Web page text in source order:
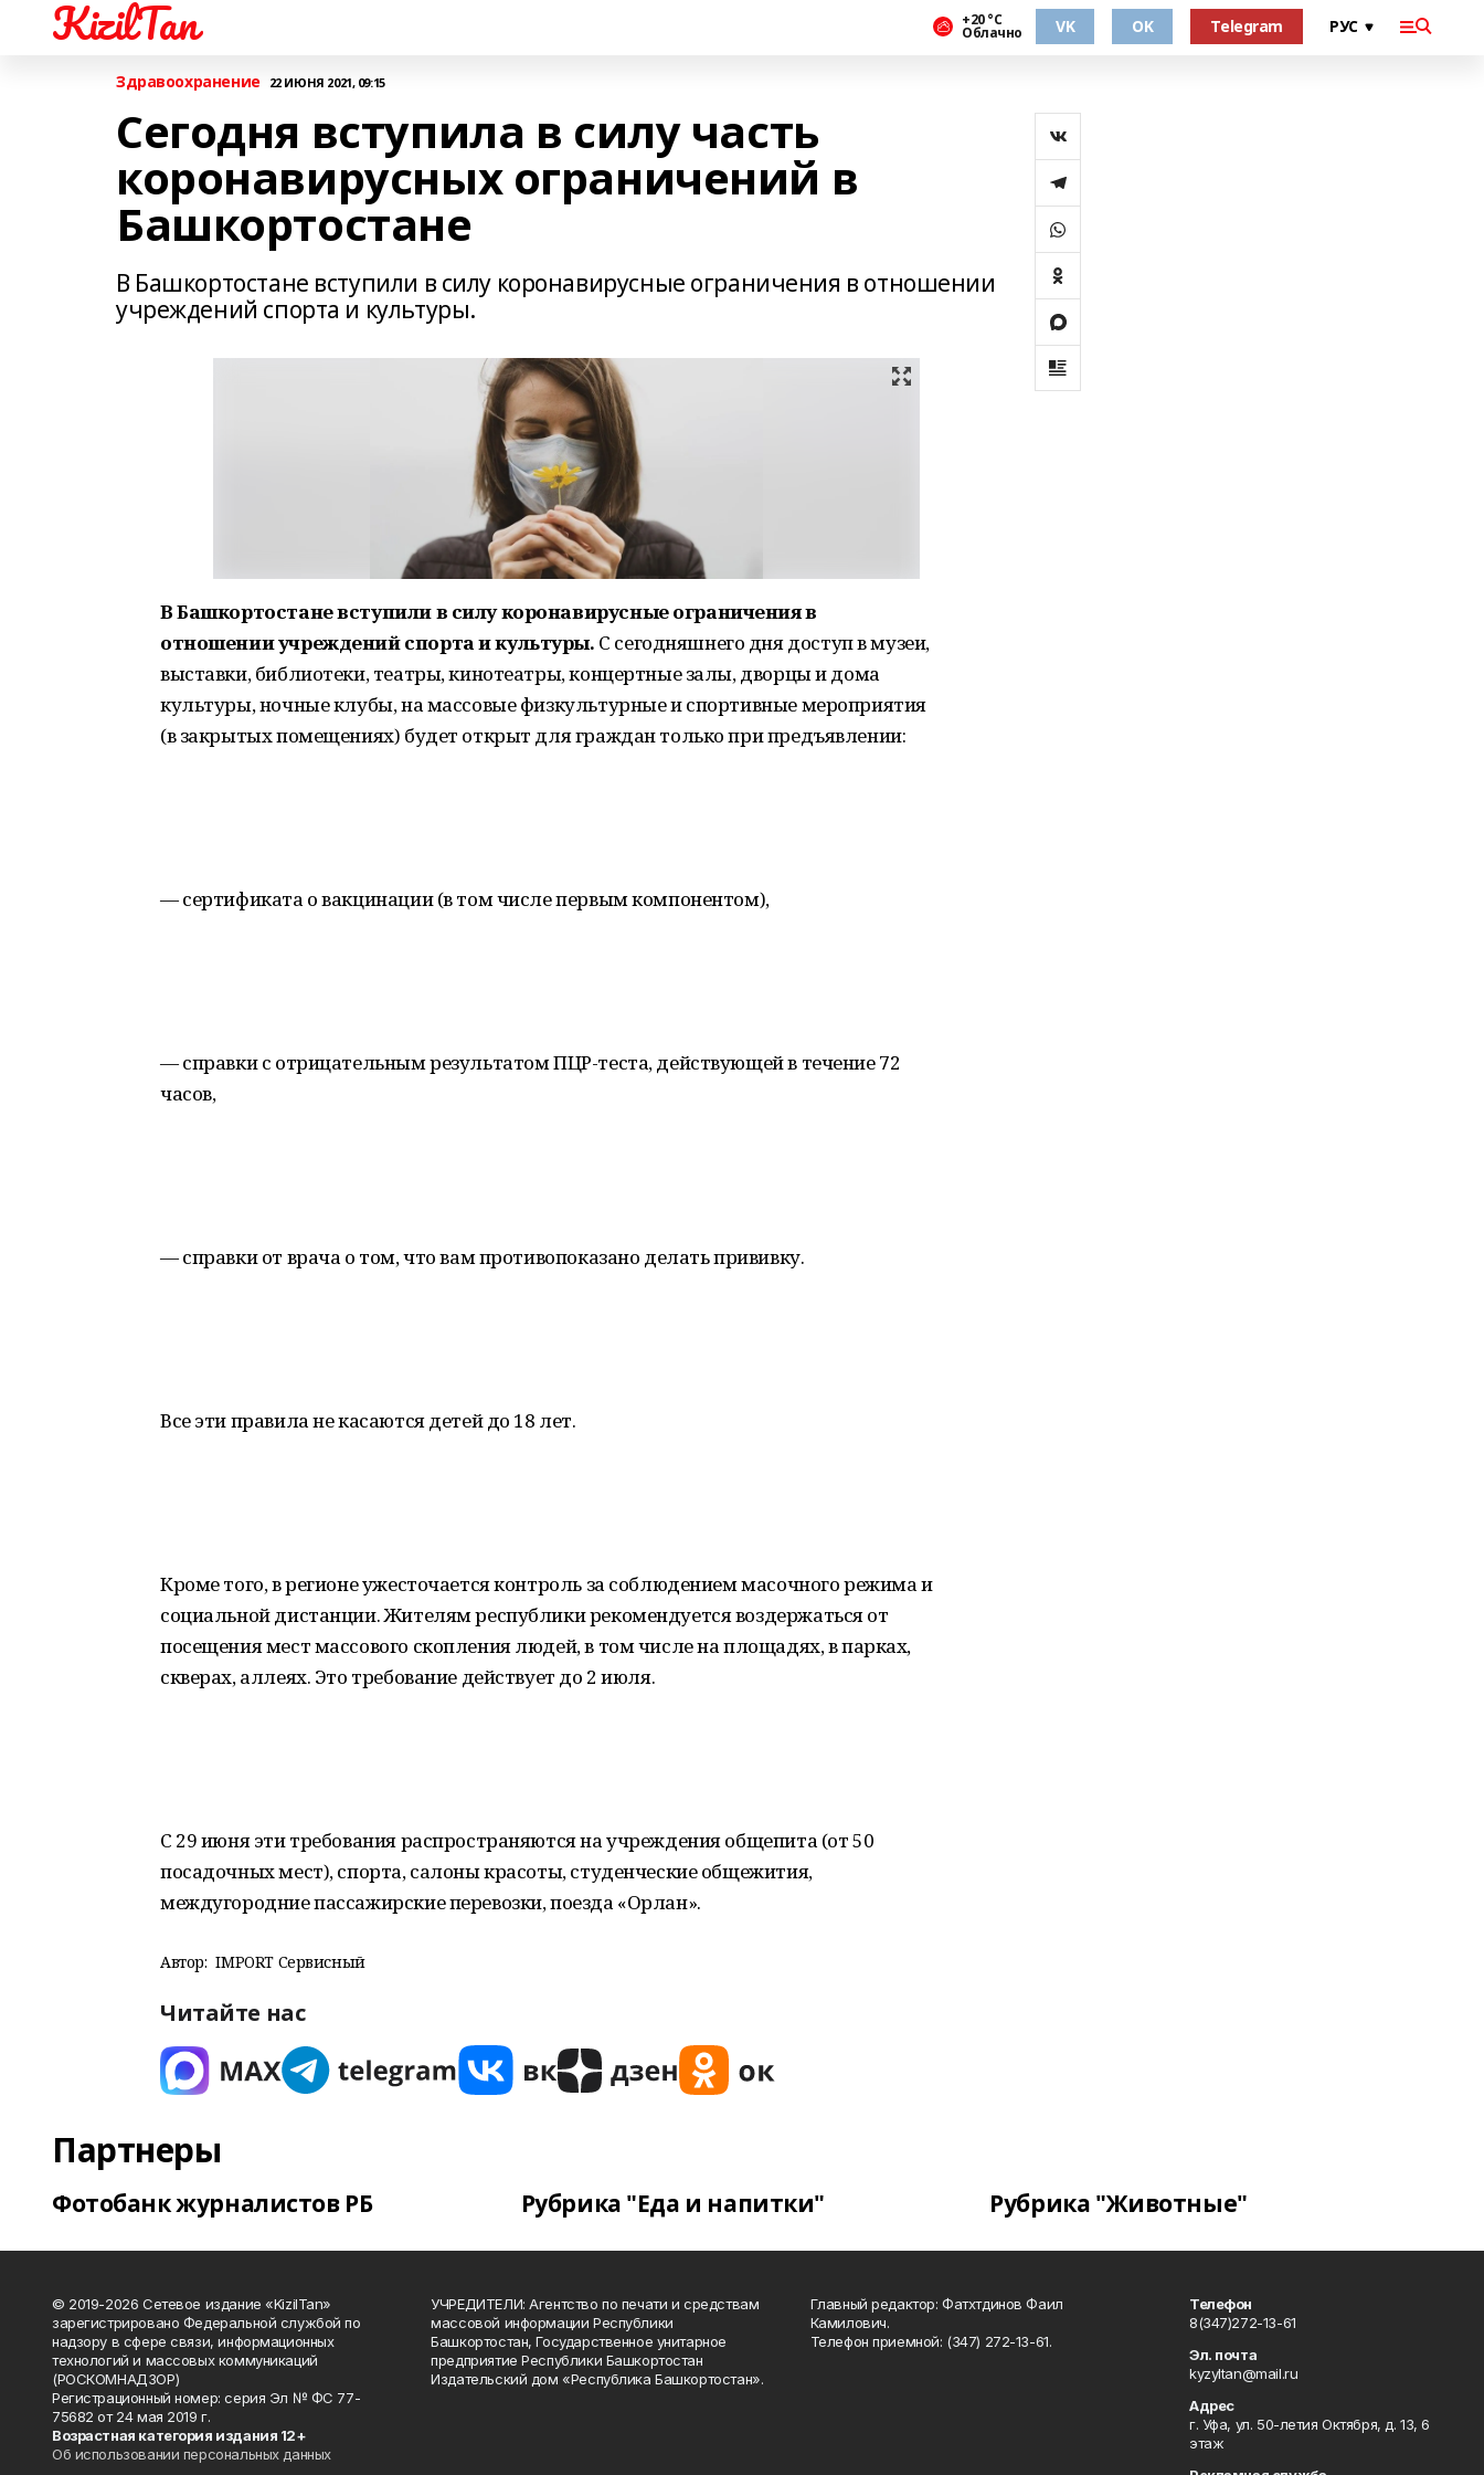
KizilTan +20 °С
Облачно VK OK Telegram
Здравоохранение 22 ИЮНЯ 2021, 09:15
Сегодня вступила в силу часть
коронавирусных ограничений в
Башкортостане
В Башкортостане вступили в силу коронавирусные ограничения в отношении
учреждений спорта и культуры.
В Башкортостане вступили в силу коронавирусные ограничения в
отношении учреждений спорта и культуры. С сегодняшнего дня доступ в музеи,
выставки, библиотеки, театры, кинотеатры, концертные залы, дворцы и дома
культуры, ночные клубы, на массовые физкультурные и спортивные мероприятия
(в закрытых помещениях) будет открыт для граждан только при предъявлении:
— сертификата о вакцинации (в том числе первым компонентом),
— справки с отрицательным результатом ПЦР-теста, действующей в течение 72
часов,
— справки от врача о том, что вам противопоказано делать прививку.
Все эти правила не касаются детей до 18 лет.
Кроме того, в регионе ужесточается контроль за соблюдением масочного режима и
социальной дистанции. Жителям республики рекомендуется воздержаться от
посещения мест массового скопления людей, в том числе на площадях, в парках,
скверах, аллеях. Это требование действует до 2 июля.
С 29 июня эти требования распространяются на учреждения общепита (от 50
посадочных мест), спорта, салоны красоты, студенческие общежития,
междугородние пассажирские перевозки, поезда «Орлан».
Автор: IMPORT Сервисный
Читайте нас
Партнеры
Фотобанк журналистов РБ Рубрика "Еда и напитки" Рубрика "Животные"
© 2019-2026 Сетевое издание «KizilTan»
зарегистрировано Федеральной службой по
надзору в сфере связи, информационных
технологий и массовых коммуникаций
(РОСКОМНАДЗОР)
Регистрационный номер: серия Эл № ФС 77-
75682 от 24 мая 2019 г.
Возрастная категория издания 12+
Об использовании персональных данных
УЧРЕДИТЕЛИ: Агентство по печати и средствам
массовой информации Республики
Башкортостан, Государственное унитарное
предприятие Республики Башкортостан
Издательский дом «Республика Башкортостан».
Главный редактор: Фатхтдинов Фаил
Камилович.
Телефон приемной: (347) 272-13-61.
Телефон
8(347)272-13-61
Эл. почта
kyzyltan@mail.ru
Адрес
г. Уфа, ул. 50-летия Октября, д. 13, 6
этаж